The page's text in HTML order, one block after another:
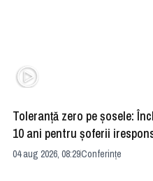
Toleranță zero pe șosele:
10 ani pentru șoferii
04 aug 2026, 08:29Conferințe